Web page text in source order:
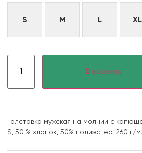
S M L XL
В корзину
Толстовка мужская на молнии с
S, 50 % хлопок, 50% полиэстер, 260 г/